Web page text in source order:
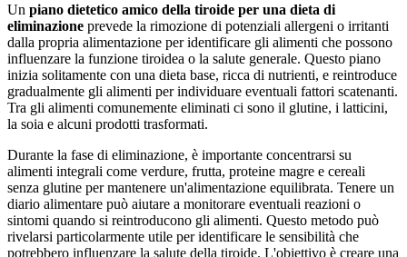
Un piano dietetico amico della tiroide per una dieta di
eliminazione prevede la rimozione di potenziali allergeni o irritanti
dalla propria alimentazione per identificare gli alimenti che possono
influenzare la funzione tiroidea o la salute generale. Questo piano
inizia solitamente con una dieta base, ricca di nutrienti, e reintroduce
gradualmente gli alimenti per individuare eventuali fattori scatenanti.
Tra gli alimenti comunemente eliminati ci sono il glutine, i latticini,
la soia e alcuni prodotti trasformati.
Durante la fase di eliminazione, è importante concentrarsi su
alimenti integrali come verdure, frutta, proteine magre e cereali
senza glutine per mantenere un'alimentazione equilibrata. Tenere un
diario alimentare può aiutare a monitorare eventuali reazioni o
sintomi quando si reintroducono gli alimenti. Questo metodo può
rivelarsi particolarmente utile per identificare le sensibilità che
potrebbero influenzare la salute della tiroide. L'obiettivo è creare una